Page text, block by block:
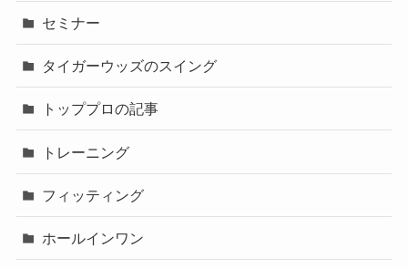
セミナー
タイガーウッズのスイング
トッププロの記事
トレーニング
フィッティング
ホールインワン